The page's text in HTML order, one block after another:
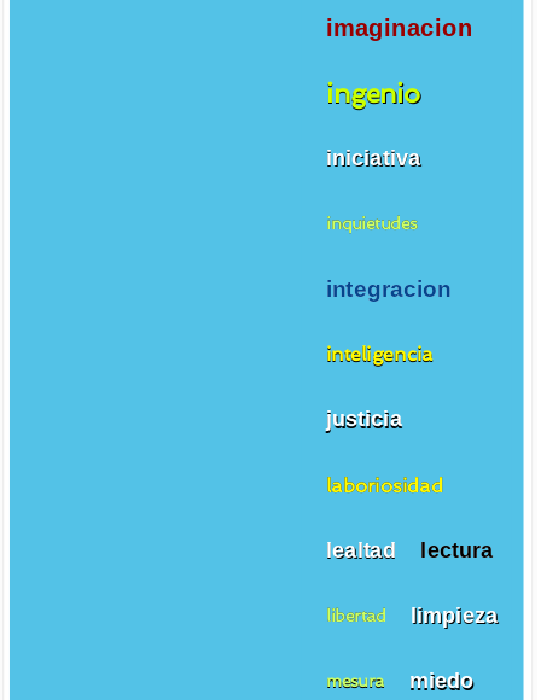
imaginacion
ingenio
iniciativa
inquietudes
integracion
inteligencia
justicia
laboriosidad
lealtad lectura
libertad limpieza
mesura miedo